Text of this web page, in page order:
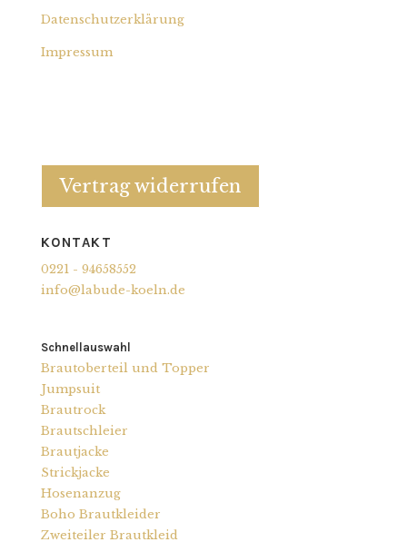
Datenschutzerklärung
Impressum
Vertrag widerrufen
KONTAKT
0221 - 94658552
info@labude-koeln.de
Schnellauswahl
Brautoberteil und Topper
Jumpsuit
Brautrock
Brautschleier
Brautjacke
Strickjacke
Hosenanzug
Boho Brautkleider
Zweiteiler Brautkleid